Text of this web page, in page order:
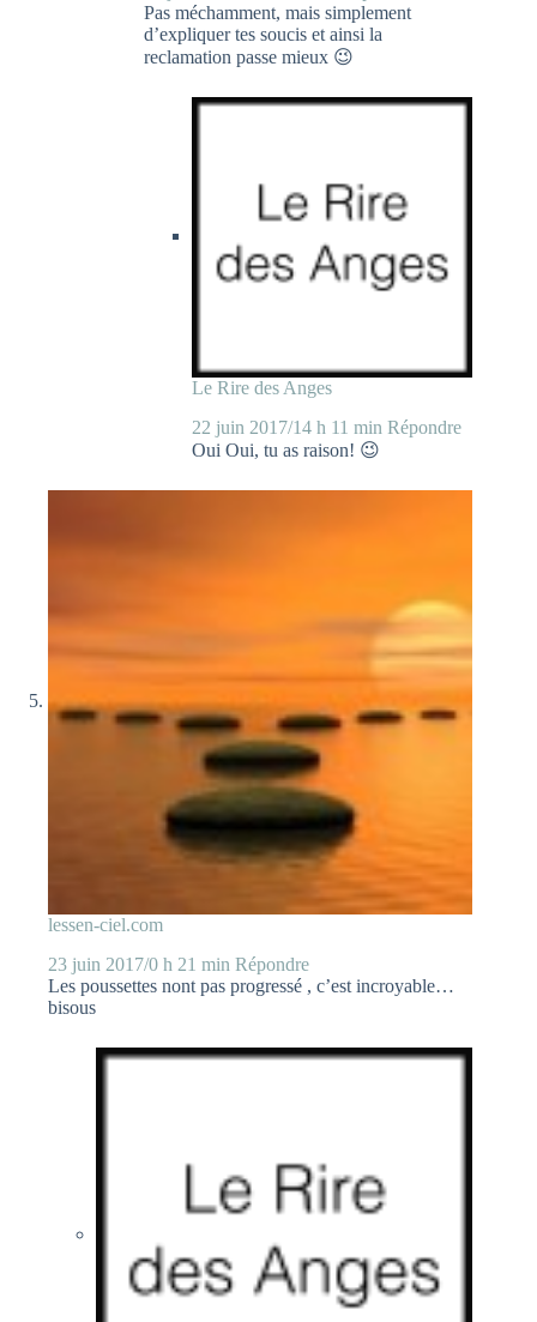
Pas méchamment, mais simplement
d’expliquer tes soucis et ainsi la
reclamation passe mieux 😉
Le Rire des Anges
22 juin 2017/14 h 11 min Répondre
Oui Oui, tu as raison! 😉
lessen-ciel.com
23 juin 2017/0 h 21 min Répondre
Les poussettes nont pas progressé , c’est incroyable…
bisous